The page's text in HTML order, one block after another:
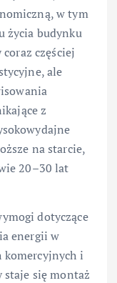
w tym
życia budynku
częściej
ale
z
na starcie,
20–30 lat
dotyczące
energii w
komercyjnych i
się montaż